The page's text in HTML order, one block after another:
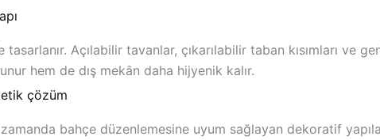
Açılabilir tavanlar, çıkarılabilir taban kısımları ve
hem de dış mekân daha hijyenik kalır.
çözüm
bahçe düzenlemesine uyum sağlayan dekoratif